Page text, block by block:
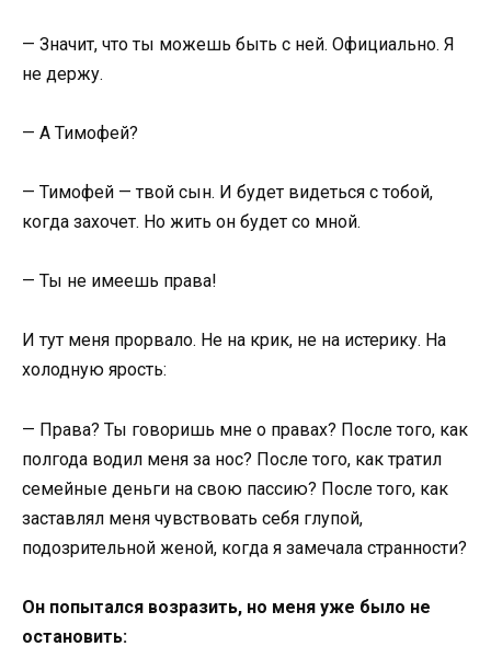
— Значит, что ты можешь быть с ней. Официально. Я
не держу.
— А Тимофей?
— Тимофей — твой сын. И будет видеться с тобой,
когда захочет. Но жить он будет со мной.
— Ты не имеешь права!
И тут меня прорвало. Не на крик, не на истерику. На
холодную ярость:
— Права? Ты говоришь мне о правах? После того, как
полгода водил меня за нос? После того, как тратил
семейные деньги на свою пассию? После того, как
заставлял меня чувствовать себя глупой,
подозрительной женой, когда я замечала странности?
Он попытался возразить, но меня уже было не
остановить: